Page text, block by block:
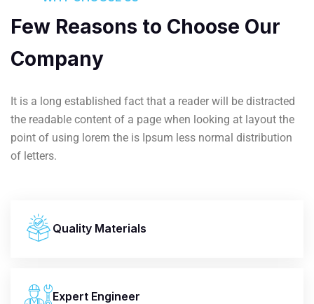
Few Reasons to Choose Our
Company
It is a long established fact that a reader will be distracted
the readable content of a page when looking at layout the
point of using lorem the is Ipsum less normal distribution
of letters.
Quality Materials
Expert Engineer